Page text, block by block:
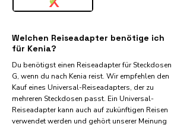
Welchen Reiseadapter benötige ich
für Kenia?
Du benötigst einen Reiseadapter für Steckdosen
G, wenn du nach Kenia reist. Wir empfehlen den
Kauf eines Universal-Reiseadapters, der zu
mehreren Steckdosen passt. Ein Universal-
Reiseadapter kann auch auf zukünftigen Reisen
verwendet werden und gehört unserer Meinung